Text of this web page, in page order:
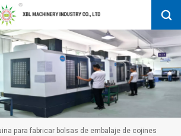
para fabricar bolsas de embalaje de cojines